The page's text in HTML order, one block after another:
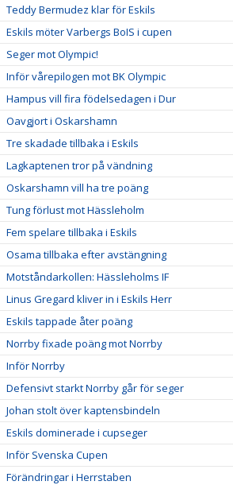
Teddy Bermudez klar för Eskils
Eskils möter Varbergs BoIS i cupen
Seger mot Olympic!
Inför vårepilogen mot BK Olympic
Hampus vill fira födelsedagen i Dur
Oavgjort i Oskarshamn
Tre skadade tillbaka i Eskils
Lagkaptenen tror på vändning
Oskarshamn vill ha tre poäng
Tung förlust mot Hässleholm
Fem spelare tillbaka i Eskils
Osama tillbaka efter avstängning
Motståndarkollen: Hässleholms IF
Linus Gregard kliver in i Eskils Herr
Eskils tappade åter poäng
Norrby fixade poäng mot Norrby
Inför Norrby
Defensivt starkt Norrby går för seger
Johan stolt över kaptensbindeln
Eskils dominerade i cupseger
Inför Svenska Cupen
Förändringar i Herrstaben